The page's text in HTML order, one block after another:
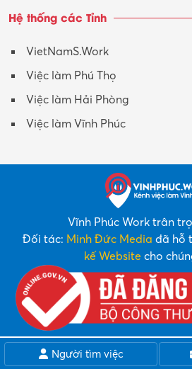
Hệ thống các Tỉnh
VietNamS.Work
Việc làm Phú Thọ
Việc làm Hải Phòng
Việc làm Vĩnh Phúc
Vĩnh Phúc Work trân
Đối tác: Minh Đức Media đã hỗ
kế Website cho
Người tìm việc